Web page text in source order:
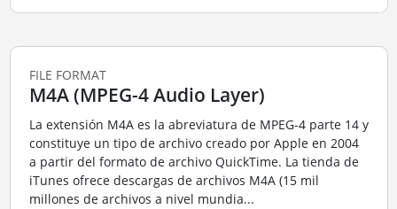
FILE FORMAT
M4A (MPEG-4 Audio Layer)
La extensión M4A es la abreviatura de MPEG-4 parte 14 y
constituye un tipo de archivo creado por Apple en 2004
a partir del formato de archivo QuickTime. La tienda de
iTunes ofrece descargas de archivos M4A (15 mil
millones de archivos a nivel mundia...